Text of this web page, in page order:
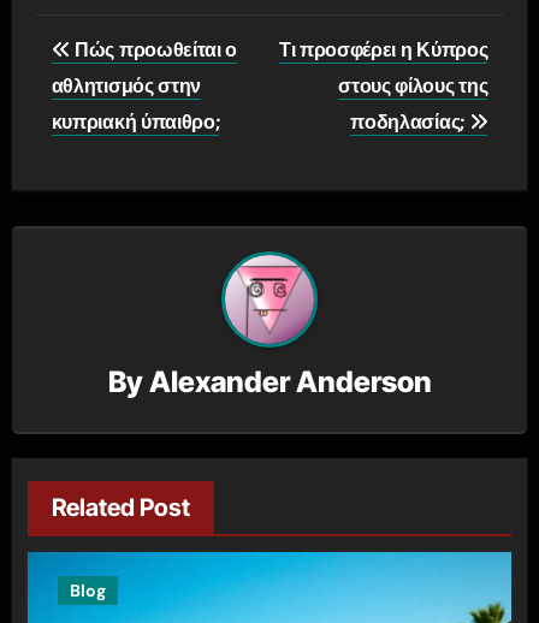
Post
navigation
Πώς προωθείται ο
αθλητισμός στην
κυπριακή ύπαιθρο;
Τι προσφέρει η Κύπρος
στους φίλους της
ποδηλασίας;
ByAlexander Anderson
Related Post
Blog